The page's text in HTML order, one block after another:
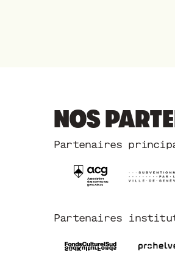
NOS
Partenaires
Partenaires